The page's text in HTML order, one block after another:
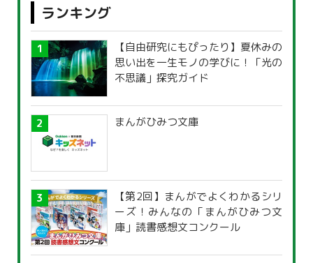
ランキング
【自由研究にもぴったり】夏休みの
思い出を一生モノの学びに！「光の
不思議」探究ガイド
まんがひみつ文庫
【第2回】まんがでよくわかるシリ
ーズ！みんなの「まんがひみつ文
庫」読書感想文コンクール